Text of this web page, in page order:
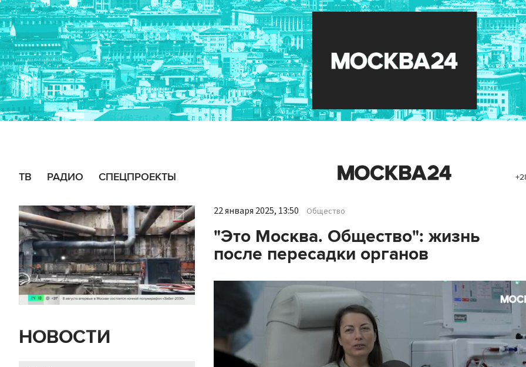
ТВ РАДИО СПЕЦПРОЕКТЫ
НОВОСТИ
22 января 2025, 13:50 Общество
"Это Москва. Общество": жизнь
после пересадки органов